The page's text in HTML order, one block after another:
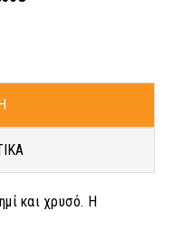
και χρυσό. Η